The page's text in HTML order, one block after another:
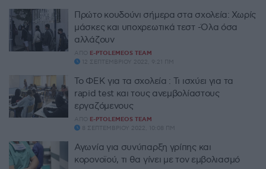
Πρώτο κουδούνι σήμερα στα σχολεία: Χωρίς
μάσκες και υποχρεωτικά τεστ -Όλα όσα
αλλάζουν
ΑΠΌ E-PTOLEMEOS TEAM
12 ΣΕΠΤΕΜΒΡΊΟΥ 2022, 9:21 ΠΜ
Το ΦΕΚ για τα σχολεία : Τι ισχύει για τα
rapid test και τους ανεμβολίαστους
εργαζόμενους
ΑΠΌ E-PTOLEMEOS TEAM
8 ΣΕΠΤΕΜΒΡΊΟΥ 2022, 10:08 ΠΜ
Αγωνία για συνύπαρξη γρίπης και
κορονοϊού, τι θα γίνει με τον εμβολιασμό